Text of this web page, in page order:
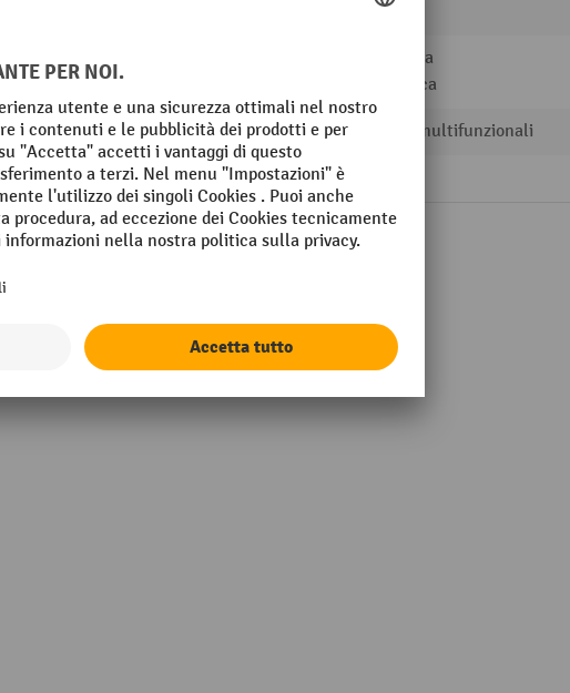
sì
Rulli materiale
Gomma
Plastica
Rulli tipo Rulli multifunzionali
Schienale
tutti i dettagli tecnici